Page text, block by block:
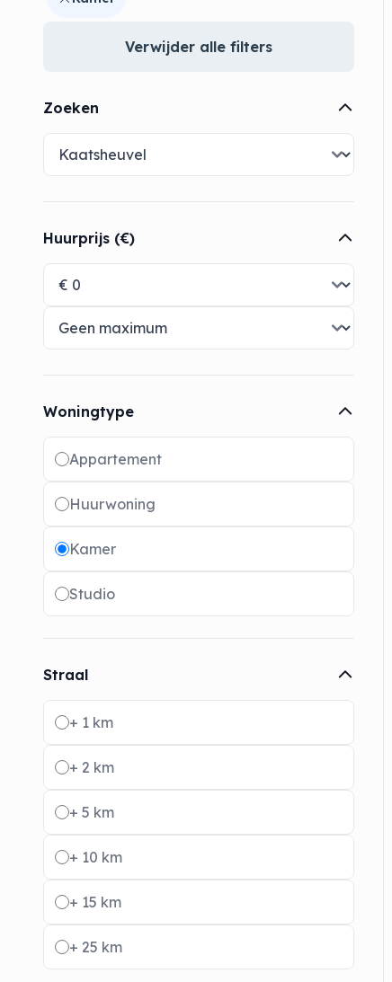
Verwijder alle filters
Zoeken
Huurprijs (€)
Woningtype
Radio buttons
Appartement
Huurwoning
Kamer
Studio
Straal
Radio buttons
+ 1 km
+ 2 km
+ 5 km
+ 10 km
+ 15 km
+ 25 km